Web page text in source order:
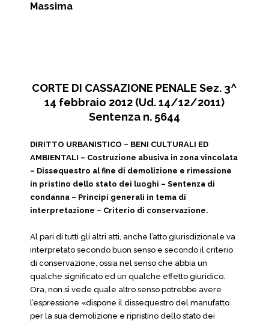
Massima
CORTE DI CASSAZIONE PENALE Sez. 3^
14 febbraio 2012 (Ud. 14/12/2011)
Sentenza n. 5644
DIRITTO URBANISTICO – BENI CULTURALI ED
AMBIENTALI – Costruzione abusiva in zona vincolata
– Dissequestro al fine di demolizione e rimessione
in pristino dello stato dei luoghi – Sentenza di
condanna – Principi generali in tema di
interpretazione – Criterio di conservazione.
Al pari di tutti gli altri atti, anche l’atto giurisdizionale va
interpretato secondo buon senso e secondo il criterio
di conservazione, ossia nel senso che abbia un
qualche significato ed un qualche effetto giuridico.
Ora, non si vede quale altro senso potrebbe avere
l’espressione «dispone il dissequestro del manufatto
per la sua demolizione e ripristino dello stato dei